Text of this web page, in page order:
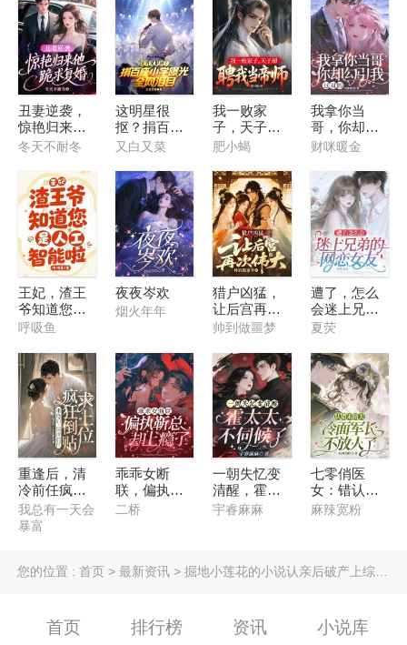
丑妻逆袭，
惊艳归来他
跪求复婚
冬天不耐冬
这明星很
抠？捐百座
小学曝光，
又白又菜
我一败家
子，天子却
聘我当帝师
肥小蝎
我拿你当
哥，你却勾
引我，这对
财咪暖金
王妃，渣王
爷知道您是
人工智能啦
呼吸鱼
夜夜岑欢
烟火年年
猎户凶猛，
让后宫再次
伟大
帅到做噩梦
遭了，怎么
会迷上兄弟
的网恋女友
夏荧
重逢后，清
冷前任疯狂
倒贴求上位
我总有一天会
暴富
乖乖女断
联，偏执靳
总却上瘾了
二桥
一朝失忆变
清醒，霍太
太不伺候了
宇睿麻麻
七零俏医
女：错认未
婚夫，被小
麻辣宽粉
您的位置 : 首页> 最新资讯> 掘地小莲花的小说认亲后破产上综艺捡垃圾成顶流在线阅读无删减全文
首页 排行榜 资讯 小说库